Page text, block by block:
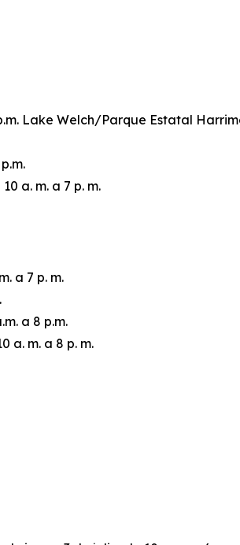
Lake Welch/Parque Estatal
a. m. a 7 p. m.
a 7 p. m.
a 8 p.m.
a. m. a 8 p. m.